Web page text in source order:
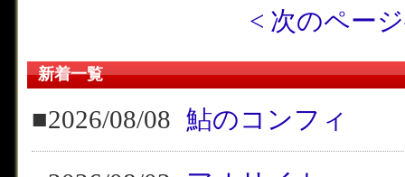
< 次のペー
新着一覧
■2026/08/08 鮎のコンフィ